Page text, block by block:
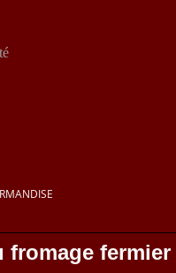
fromage fermier